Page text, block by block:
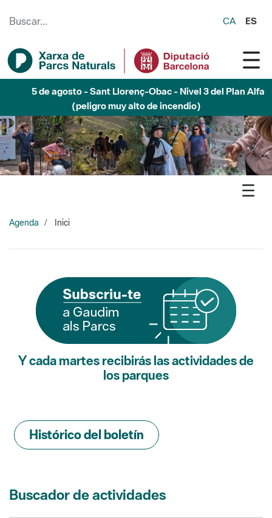
CA ES
5 de agosto - Sant Llorenç-Obac - Nivel 3 del Plan Alfa
(peligro muy alto de incendio)
Agenda Inici
Y cada martes recibirás las actividades de
los parques
Histórico del boletín
Buscador de actividades